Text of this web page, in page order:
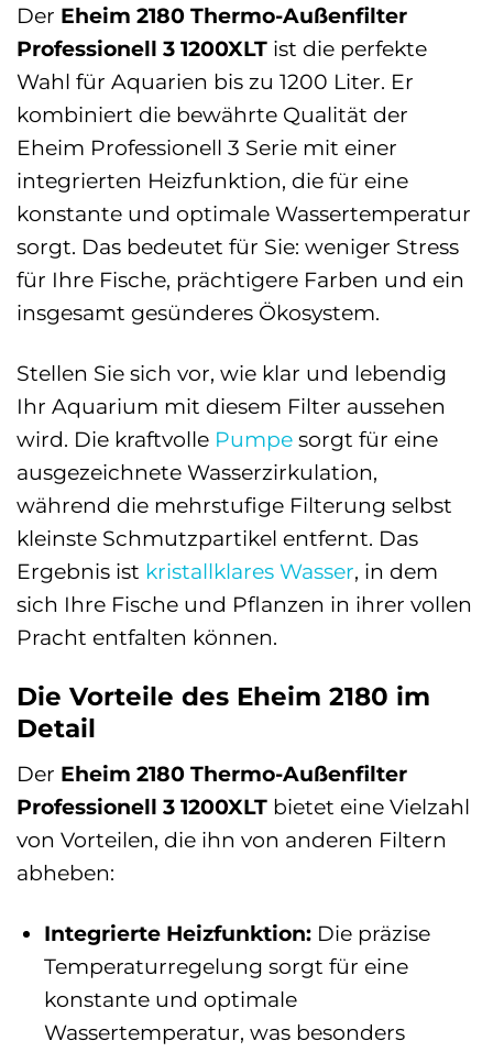
Der Eheim 2180 Thermo-Außenfilter
Professionell 3 1200XLT ist die perfekte
Wahl für Aquarien bis zu 1200 Liter. Er
kombiniert die bewährte Qualität der
Eheim Professionell 3 Serie mit einer
integrierten Heizfunktion, die für eine
konstante und optimale Wassertemperatur
sorgt. Das bedeutet für Sie: weniger Stress
für Ihre Fische, prächtigere Farben und ein
insgesamt gesünderes Ökosystem.
Stellen Sie sich vor, wie klar und lebendig
Ihr Aquarium mit diesem Filter aussehen
wird. Die kraftvolle Pumpe sorgt für eine
ausgezeichnete Wasserzirkulation,
während die mehrstufige Filterung selbst
kleinste Schmutzpartikel entfernt. Das
Ergebnis ist kristallklares Wasser, in dem
sich Ihre Fische und Pflanzen in ihrer vollen
Pracht entfalten können.
Die Vorteile des Eheim 2180 im
Detail
Der Eheim 2180 Thermo-Außenfilter
Professionell 3 1200XLT bietet eine Vielzahl
von Vorteilen, die ihn von anderen Filtern
abheben:
Integrierte Heizfunktion:Die präzise
Temperaturregelung sorgt für eine
konstante und optimale
Wassertemperatur, was besonders